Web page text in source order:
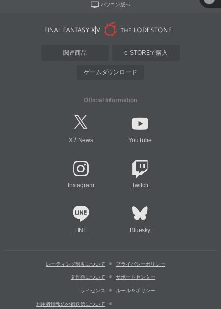
パソコン版へ
関連商品 e-STOREで購入
ゲームダウンロード
Official Information
X/ News YouTube
Instagram Twitch
LINE Bluesky
レーティング制度について プライバシーポリシー
著作権について サポートセンター
ライセンス ルール＆ポリシー
利用者情報の外部送信について